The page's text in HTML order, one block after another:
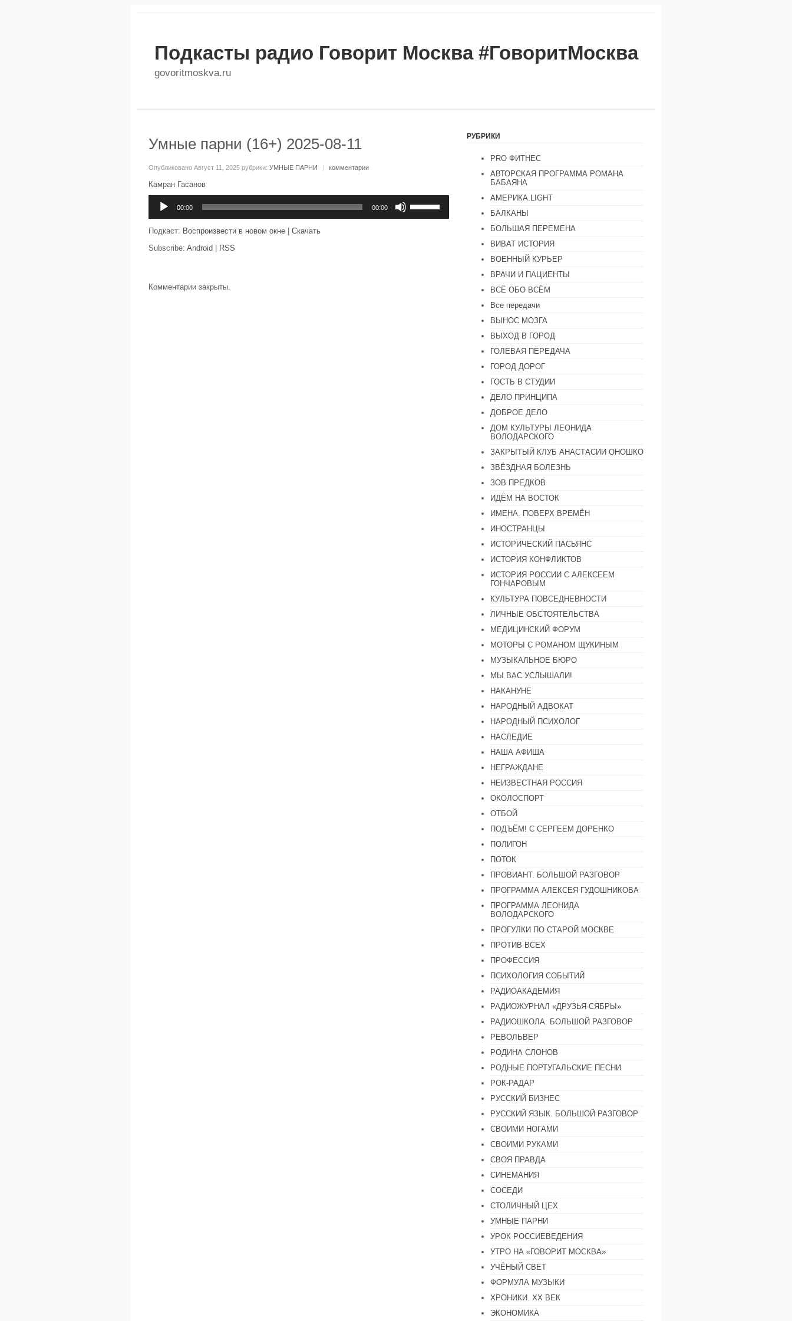
Подкасты радио Говорит Москва #ГоворитМосква
govoritmoskva.ru
Умные парни (16+) 2025-08-11
Опубликовано Август 11, 2025 рубрики: УМНЫЕ ПАРНИ | комментарии
Камран Гасанов
00:00 00:00
клавиши
Подкаст: Воспроизвести в новом окне
Скачать
Subscribe: Android RSS
Комментарии закрыты.
РУБРИКИ
PRO ФИТНЕС
АВТОРСКАЯ ПРОГРАММА РОМАНА
БАБАЯНА
АМЕРИКА.LIGHT
БАЛКАНЫ
БОЛЬШАЯ ПЕРЕМЕНА
ВИВАТ ИСТОРИЯ
ВОЕННЫЙ КУРЬЕР
ВРАЧИ И ПАЦИЕНТЫ
ВСЁ ОБО ВСЁМ
Все передачи
ВЫНОС МОЗГА
ВЫХОД В ГОРОД
ГОЛЕВАЯ ПЕРЕДАЧА
ГОРОД ДОРОГ
ГОСТЬ В СТУДИИ
ДЕЛО ПРИНЦИПА
ДОБРОЕ ДЕЛО
ДОМ КУЛЬТУРЫ ЛЕОНИДА
ВОЛОДАРСКОГО
ЗАКРЫТЫЙ КЛУБ АНАСТАСИИ ОНОШКО
ЗВЁЗДНАЯ БОЛЕЗНЬ
ЗОВ ПРЕДКОВ
ИДЁМ НА ВОСТОК
ИМЕНА. ПОВЕРХ ВРЕМЁН
ИНОСТРАНЦЫ
ИСТОРИЧЕСКИЙ ПАСЬЯНС
ИСТОРИЯ КОНФЛИКТОВ
ИСТОРИЯ РОССИИ С АЛЕКСЕЕМ
ГОНЧАРОВЫМ
КУЛЬТУРА ПОВСЕДНЕВНОСТИ
ЛИЧНЫЕ ОБСТОЯТЕЛЬСТВА
МЕДИЦИНСКИЙ ФОРУМ
МОТОРЫ С РОМАНОМ ЩУКИНЫМ
МУЗЫКАЛЬНОЕ БЮРО
МЫ ВАС УСЛЫШАЛИ!
НАКАНУНЕ
НАРОДНЫЙ АДВОКАТ
НАРОДНЫЙ ПСИХОЛОГ
НАСЛЕДИЕ
НАША АФИША
НЕГРАЖДАНЕ
НЕИЗВЕСТНАЯ РОССИЯ
ОКОЛОСПОРТ
ОТБОЙ
ПОДЪЁМ! С СЕРГЕЕМ ДОРЕНКО
ПОЛИГОН
ПОТОК
ПРОВИАНТ. БОЛЬШОЙ РАЗГОВОР
ПРОГРАММА АЛЕКСЕЯ ГУДОШНИКОВА
ПРОГРАММА ЛЕОНИДА
ВОЛОДАРСКОГО
ПРОГУЛКИ ПО СТАРОЙ МОСКВЕ
ПРОТИВ ВСЕХ
ПРОФЕССИЯ
ПСИХОЛОГИЯ СОБЫТИЙ
РАДИОАКАДЕМИЯ
РАДИОЖУРНАЛ «ДРУЗЬЯ-СЯБРЫ»
РАДИОШКОЛА. БОЛЬШОЙ РАЗГОВОР
РЕВОЛЬВЕР
РОДИНА СЛОНОВ
РОДНЫЕ ПОРТУГАЛЬСКИЕ ПЕСНИ
РОК-РАДАР
РУССКИЙ БИЗНЕС
РУССКИЙ ЯЗЫК. БОЛЬШОЙ РАЗГОВОР
СВОИМИ НОГАМИ
СВОИМИ РУКАМИ
СВОЯ ПРАВДА
СИНЕМАНИЯ
СОСЕДИ
СТОЛИЧНЫЙ ЦЕХ
УМНЫЕ ПАРНИ
УРОК РОССИЕВЕДЕНИЯ
УТРО НА «ГОВОРИТ МОСКВА»
УЧЁНЫЙ СВЕТ
ФОРМУЛА МУЗЫКИ
ХРОНИКИ. ХХ ВЕК
ЭКОНОМИКА